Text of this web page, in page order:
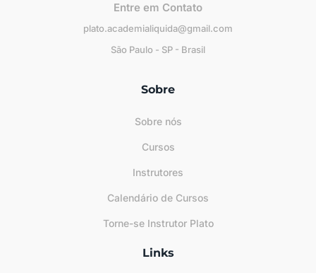
Entre em Contato
plato.academialiquida@gmail.com
São Paulo - SP - Brasil
Sobre
Sobre nós
Cursos
Instrutores
Calendário de Cursos
Torne-se Instrutor Plato
Links